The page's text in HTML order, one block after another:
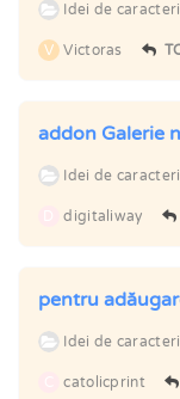
Idei de
V Victoras
Idei de
digitaliway
Idei de
catolicprint